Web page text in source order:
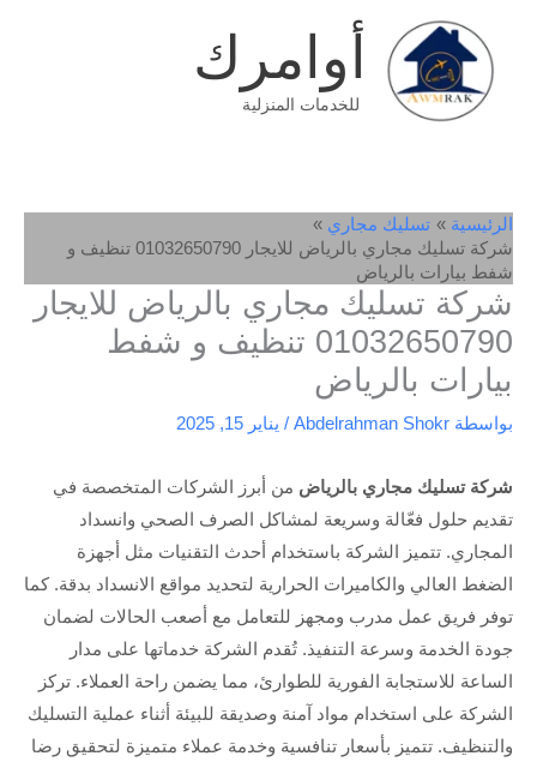
المحتوى
أوامرك
للخدمات المنزلية
الرئيسية
تسليك مجاري
شركة تسليك مجاري بالرياض للايجار 01032650790 تنظيف و
شفط بيارات بالرياض
شركة تسليك مجاري بالرياض للايجار
01032650790 تنظيف و شفط
بيارات بالرياض
بواسطة Abdelrahman Shokr
/ يناير 15, 2025
شركة تسليك مجاري بالرياض من أبرز الشركات المتخصصة في
تقديم حلول فعّالة وسريعة لمشاكل الصرف الصحي وانسداد
المجاري. تتميز الشركة باستخدام أحدث التقنيات مثل أجهزة
الضغط العالي والكاميرات الحرارية لتحديد مواقع الانسداد بدقة. كما
توفر فريق عمل مدرب ومجهز للتعامل مع أصعب الحالات لضمان
جودة الخدمة وسرعة التنفيذ. تُقدم الشركة خدماتها على مدار
الساعة للاستجابة الفورية للطوارئ، مما يضمن راحة العملاء. تركز
الشركة على استخدام مواد آمنة وصديقة للبيئة أثناء عملية التسليك
والتنظيف. تتميز بأسعار تنافسية وخدمة عملاء متميزة لتحقيق رضا